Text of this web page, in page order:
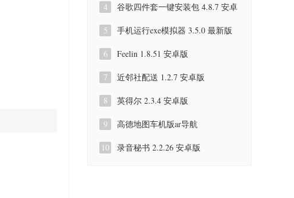
4
谷歌四件套一键安装包 4.8.7 安卓
5
手机运行exe模拟器 3.5.0 最新版
6 Feelin 1.8.51 安卓版
7 近邻社配送 1.2.7 安卓版
8 英得尔 2.3.4 安卓版
9
高德地图车机版ar导航
10
录音秘书 2.2.26 安卓版